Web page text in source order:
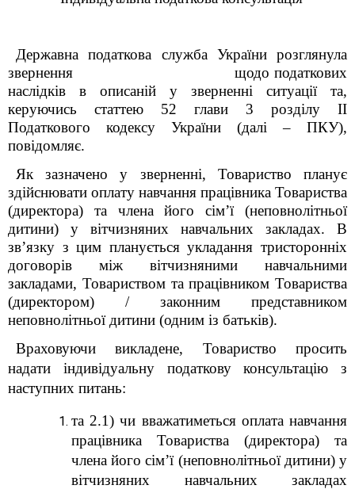
Державна податкова служба України розглянула
звернення щодо податкових
наслідків в описаній у зверненні ситуації та,
керуючись статтею 52 глави 3 розділу ІІ
Податкового кодексу України (далі – ПКУ),
повідомляє.
Як зазначено у зверненні, Товариство планує
здійснювати оплату навчання працівника Товариства
(директора) та члена його сім’ї (неповнолітньої
дитини) у вітчизняних навчальних закладах. В
зв’язку з цим планується укладання тристоронніх
договорів між вітчизняними навчальними
закладами, Товариством та працівником Товариства
(директором) / законним представником
неповнолітньої дитини (одним із батьків).
Враховуючи викладене, Товариство просить
надати індивідуальну податкову консультацію з
наступних питань:
та 2.1) чи вважатиметься оплата навчання
працівника Товариства (директора) та
члена його сім’ї (неповнолітньої дитини) у
вітчизняних навчальних закладах